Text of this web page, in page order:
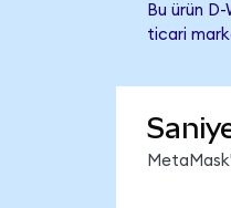
Bu ürün
ticari